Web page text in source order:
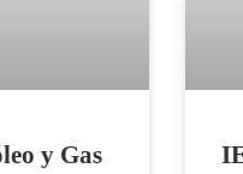
y Gas